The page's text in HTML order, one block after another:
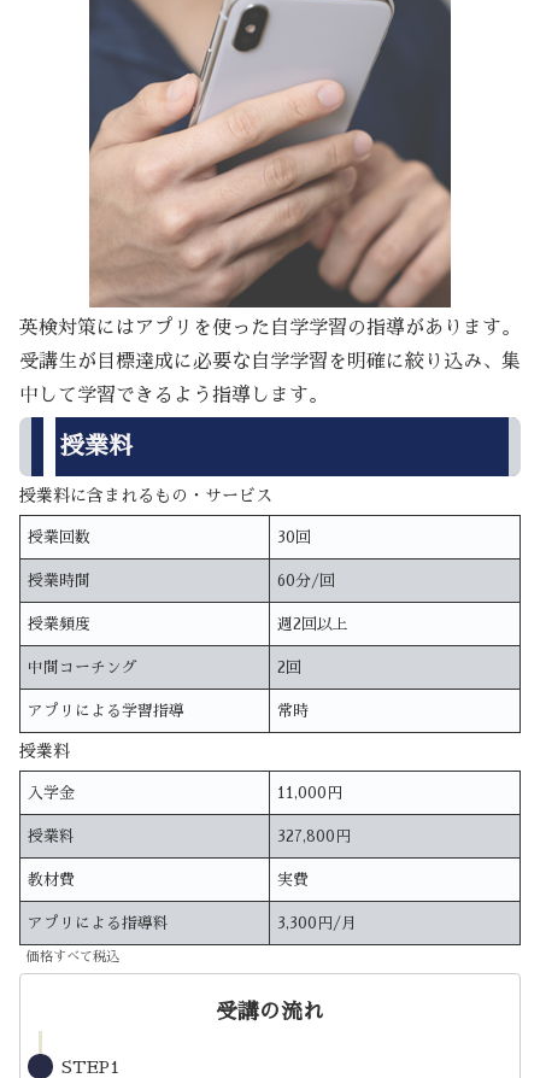
英検対策にはアプリを使った自学学習の指導があります。
受講生が目標達成に必要な自学学習を明確に絞り込み、集
中して学習できるよう指導します。
授業料
授業料に含まれるもの・サービス
授業回数 30回
授業時間 60分/回
授業頻度 週2回以上
中間コーチング 2回
アプリによる学習指導 常時
授業料
入学金 11,000円
授業料 327,800円
教材費 実費
アプリによる指導料 3,300円/月
価格すべて税込
受講の流れ
STEP1